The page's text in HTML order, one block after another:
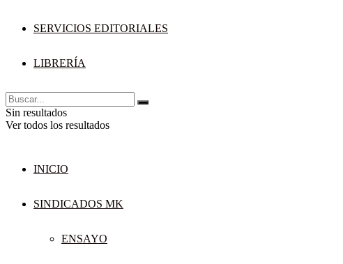
SERVICIOS EDITORIALES
LIBRERÍA
Sin resultados
Ver todos los resultados
INICIO
SINDICADOS MK
ENSAYO